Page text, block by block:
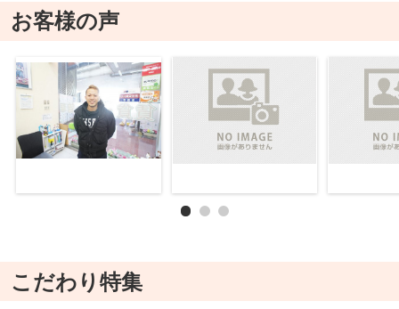
お客様の声
こだわり特集